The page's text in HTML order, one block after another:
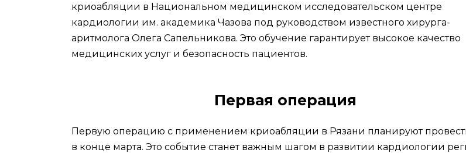
криоабляции в Национальном медицинском исследовательском центре
кардиологии им. академика Чазова под руководством известного хирурга-
аритмолога Олега Сапельникова. Это обучение гарантирует высокое качество
медицинских услуг и безопасность пациентов.
Первая операция
Первую операцию с применением криоабляции в Рязани планируют
в конце марта. Это событие станет важным шагом в развитии кардиологии